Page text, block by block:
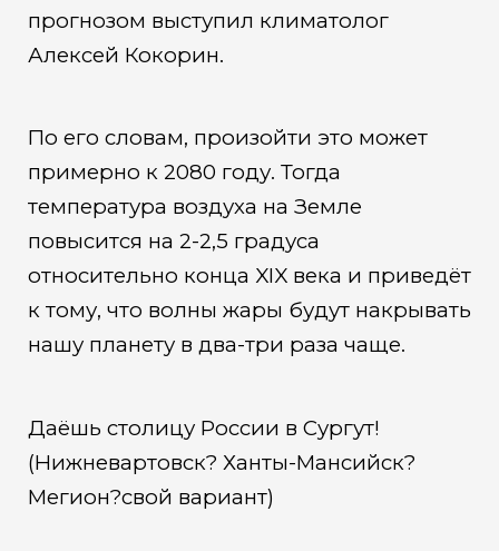
прогнозом выступил климатолог
Алексей Кокорин.
По его словам, произойти это может
примерно к 2080 году. Тогда
температура воздуха на Земле
повысится на 2-2,5 градуса
относительно конца XIX века и приведёт
к тому, что волны жары будут накрывать
нашу планету в два-три раза чаще.
Даёшь столицу России в Сургут!
(Нижневартовск? Ханты-Мансийск?
Мегион?свой вариант)